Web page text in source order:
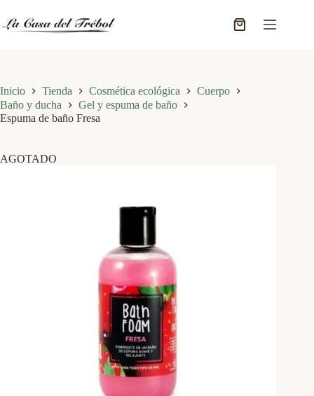
contenido
Carro
Inicio Tienda Cosmética ecológica
Cuerpo
Baño y ducha
Gel y espuma de baño
Espuma de baño Fresa
AGOTADO